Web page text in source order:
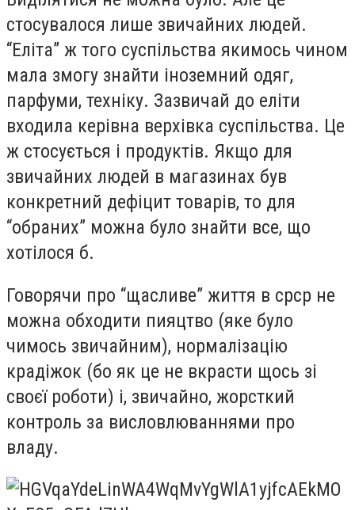
стосувалося лише звичайних людей.
“Еліта” ж того суспільства якимось чином
мала змогу знайти іноземний одяг,
парфуми, техніку. Зазвичай до еліти
входила керівна верхівка суспільства. Це
ж стосується і продуктів. Якщо для
звичайних людей в магазинах був
конкретний дефіцит товарів, то для
“обраних” можна було знайти все, що
хотілося б.
Говорячи про “щасливе” життя в срср не
можна обходити пияцтво (яке було
чимось звичайним), нормалізацію
крадіжок (бо як це не вкрасти щось зі
своєї роботи) і, звичайно, жорсткий
контроль за висловлюваннями про
владу.